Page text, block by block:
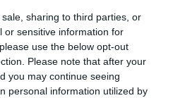
sharing to third parties, or
or sensitive information for
use the below opt-out
Please note that after your
you may continue seeing
personal information utilized by
στην